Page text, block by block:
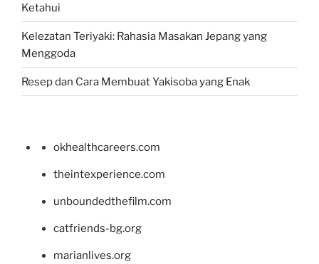
Ketahui
Kelezatan Teriyaki: Rahasia Masakan Jepang yang
Menggoda
Resep dan Cara Membuat Yakisoba yang Enak
okhealthcareers.com
theintexperience.com
unboundedthefilm.com
catfriends-bg.org
marianlives.org